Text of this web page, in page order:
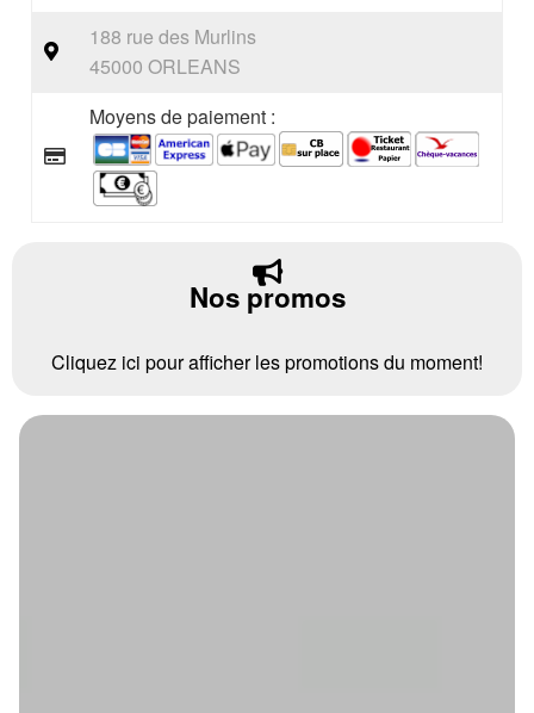
188 rue des Murlins
45000 ORLEANS
Moyens de paiement :
Nos promos
Cliquez ici pour afficher les promotions du moment!